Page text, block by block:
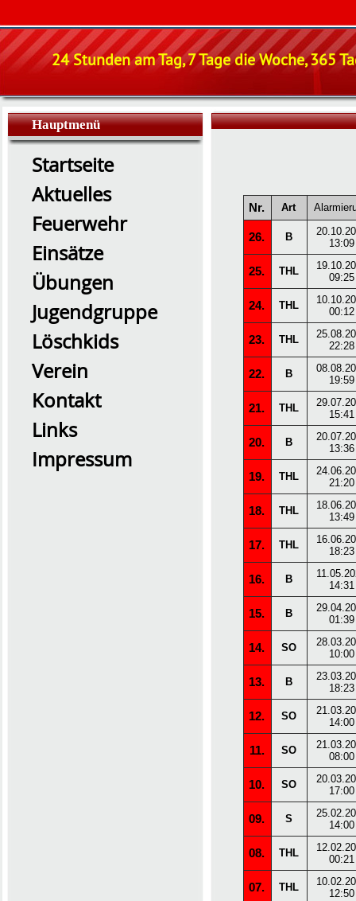
24 Stunden am Tag, 7 Tage die Woche, 365
Hauptmenü
Startseite
Aktuelles
Feuerwehr
Einsätze
Übungen
Jugendgruppe
Löschkids
Verein
Kontakt
Links
Impressum
Nr. Art
26. B
13:09
25. THL
09:25
24. THL
00:12
23. THL
22:28
22. B
19:59
21. THL
15:41
20. B
13:36
19. THL
21:20
18. THL
13:49
17. THL
18:23
16. B
14:31
15. B
01:39
14. SO
10:00
13. B
18:23
12. SO
14:00
11. SO
08:00
10. SO
17:00
09. S
14:00
08. THL
00:21
07. THL
12:50